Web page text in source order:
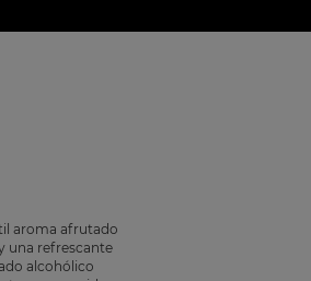
aroma afrutado
una refrescante
alcohólico